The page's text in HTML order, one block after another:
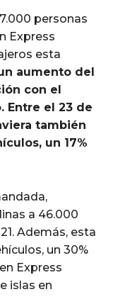
personas
Express
esta
aumento del
con el
Entre el 23 de
también
un 17%
a 46.000
Además, esta
un 30%
Express
islas en